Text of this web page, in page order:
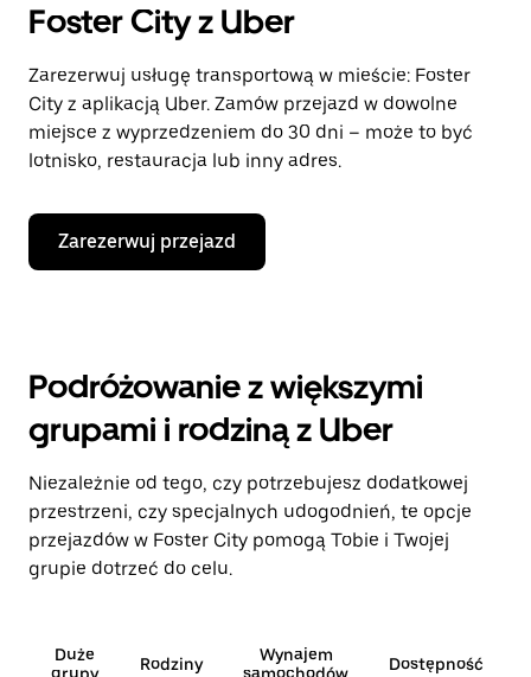
Foster City z Uber
Zarezerwuj usługę transportową w mieście: Foster
City z aplikacją Uber. Zamów przejazd w dowolne
miejsce z wyprzedzeniem do 30 dni – może to być
lotnisko, restauracja lub inny adres.
Zarezerwuj przejazd
Podróżowanie z większymi
grupami i rodziną z Uber
Niezależnie od tego, czy potrzebujesz dodatkowej
przestrzeni, czy specjalnych udogodnień, te opcje
przejazdów w Foster City pomogą Tobie i Twojej
grupie dotrzeć do celu.
Duże
Rodziny
Wynajem
Dostępność